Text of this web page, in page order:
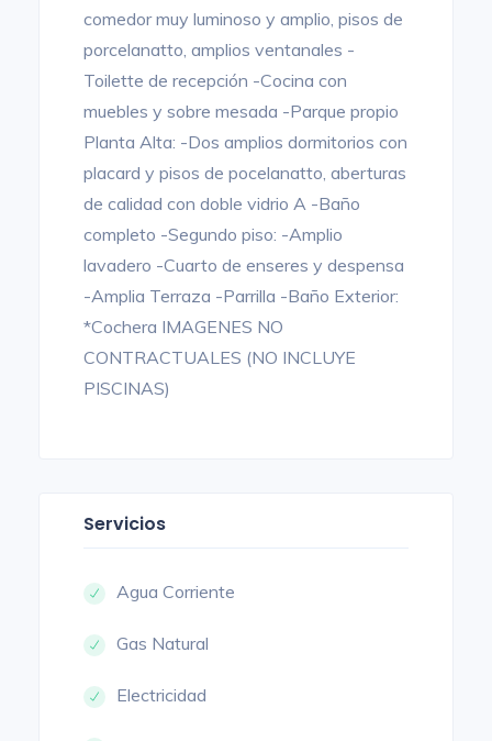
comedor muy luminoso y amplio, pisos de
porcelanatto, amplios ventanales -
Toilette de recepción -Cocina con
muebles y sobre mesada -Parque propio
Planta Alta: -Dos amplios dormitorios con
placard y pisos de pocelanatto, aberturas
de calidad con doble vidrio A -Baño
completo -Segundo piso: -Amplio
lavadero -Cuarto de enseres y despensa
-Amplia Terraza -Parrilla -Baño Exterior:
*Cochera IMAGENES NO
CONTRACTUALES (NO INCLUYE
PISCINAS)
Servicios
Agua Corriente
Gas Natural
Electricidad